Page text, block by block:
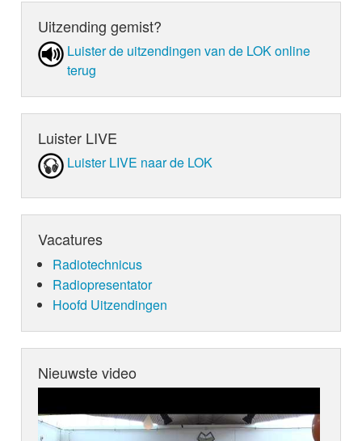
Uitzending gemist?
Luister de uit­zen­din­gen van de LOK online
terug
Luister LIVE
Luister LIVE naar de LOK
Vacatures
Radiotechnicus
Radiopresentator
Hoofd Uitzendingen
Nieuwste video